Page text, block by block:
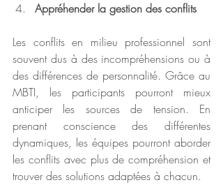
Appréhender la gestion des conflits
Les conflits en milieu professionnel sont
souvent dus à des incompréhensions ou à
des différences de personnalité. Grâce au
MBTI, les participants pourront mieux
anticiper les sources de tension. En
prenant conscience des différentes
dynamiques, les équipes pourront aborder
les conflits avec plus de compréhension et
trouver des solutions adaptées à chacun.